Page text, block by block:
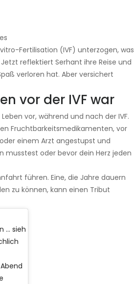
Fertilisation (IVF) unterzogen, was
reflektiert Serhant ihre Reise und
verloren hat. Aber versichert
vor der IVF war
vor, während und nach der IVF.
Fruchtbarkeitsmedikamenten, vor
einem Arzt angestupst und
oder bevor dein Herz jeden
führen. Eine, die Jahre dauern
zu können, kann einen Tribut
... sieh